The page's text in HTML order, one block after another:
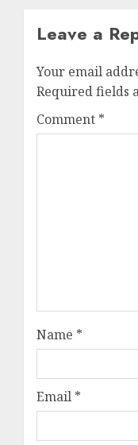
Leave a
Your email
Required fields
Comment *
Name *
Email *